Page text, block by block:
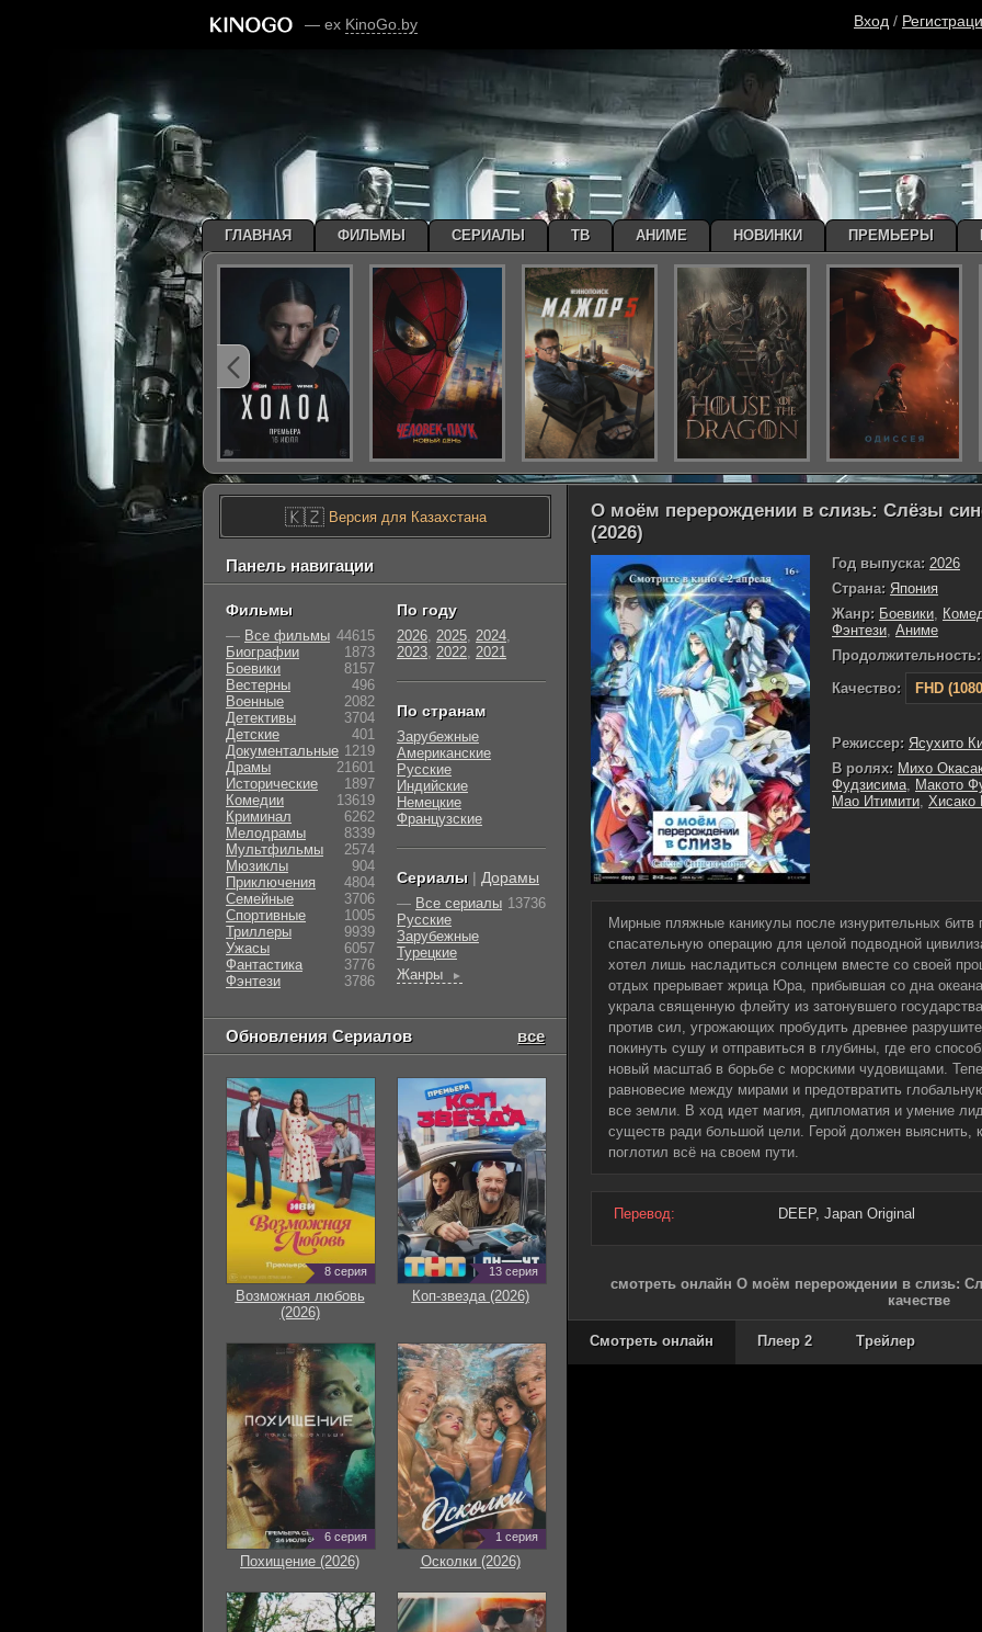
— ex KinoGo.by Вход /
О моём перерождении в слизь: Слёзы
(2026)
Год выпуска: 2026
Страна: Япония
Жанр: Боевики,
Фэнтези, Аниме
Продолжительность:
Качество:
FHD
Режиссер: Ясухито
В ролях: Михо
Фудзисима, Макото
Мао Итимити, Хисако
Мирные пляжные каникулы после изнурительных
спасательную операцию для целой подводной
хотел лишь насладиться солнцем вместе со своей
отдых прерывает жрица Юра, прибывшая со дна
украла священную флейту из затонувшего
против сил, угрожающих пробудить древнее
покинуть сушу и отправиться в глубины, где его
новый масштаб в борьбе с морскими чудовищами.
равновесие между мирами и предотвратить
все земли. В ход идет магия, дипломатия и умение
существ ради большой цели. Герой должен выяснить,
поглотил всё на своем пути.
Перевод: DEEP, Japan Original
смотреть онлайн О моём перерождении в слизь:
качестве
Смотреть онлайн Плеер 2 Трейлер
🇰🇿Версия для Казахстана
Панель навигации
Фильмы
— Все фильмы 44615
Биографии
1873
Боевики
8157
Вестерны
496
Военные
2082
Детективы
3704
Детские
401
Документальные 1219
Драмы
21601
Исторические
1897
Комедии
13619
Криминал
6262
Мелодрамы
8339
Мультфильмы
2574
Мюзиклы
904
Приключения
4804
Семейные
3706
Cпортивные
1005
Триллеры
9939
Ужасы
6057
Фантастика
3776
Фэнтези
3786
По году
2026, 2025, 2024,
2023, 2022, 2021
По странам
Зарубежные
Американские
Русские
Индийские
Немецкие
Французские
Сериалы | Дорамы
— Все сериалы 13736
Русские
Зарубежные
Турецкие
Жанры
►
Обновления Сериалов все
8 серия
Возможная любовь
(2026)
13 серия
Коп-звезда (2026)
6 серия
Похищение (2026)
1 серия
Осколки (2026)
ГЛАВНАЯ ФИЛЬМЫ СЕРИАЛЫ ТВ АНИМЕ НОВИНКИ ПРЕМЬЕРЫ